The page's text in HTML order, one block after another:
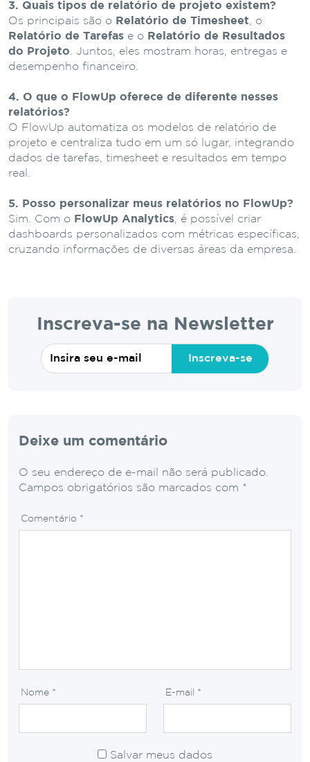
3. Quais tipos de relatório de projeto existem?
Os principais são o Relatório de Timesheet, o
Relatório de Tarefas e o Relatório de Resultados
do Projeto. Juntos, eles mostram horas, entregas e
desempenho financeiro.
4. O que o FlowUp oferece de diferente nesses
relatórios?
O FlowUp automatiza os modelos de relatório de
projeto e centraliza tudo em um só lugar, integrando
dados de tarefas, timesheet e resultados em tempo
real.
5. Posso personalizar meus relatórios no FlowUp?
Sim. Com o FlowUp Analytics, é possível criar
dashboards personalizados com métricas específicas,
cruzando informações de diversas áreas da empresa.
Inscreva-se na Newsletter
Inscreva-se
Deixe um comentário
O seu endereço de e-mail não será publicado.
Campos obrigatórios são marcados com *
Comentário *
Nome * E-mail *
Salvar meus dados